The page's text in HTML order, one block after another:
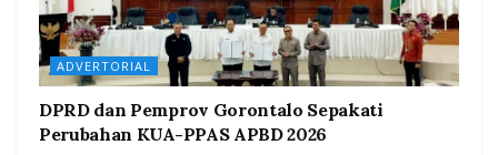
ADVERTORIAL
DPRD dan Pemprov Gorontalo Sepakati
Perubahan KUA-PPAS APBD 2026